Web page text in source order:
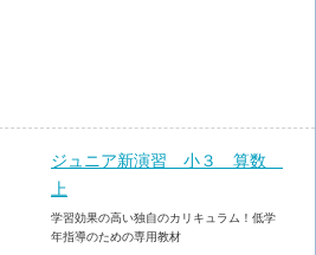
ジュニア新演習 小３ 算数
上
学習効果の高い独自のカリキュラム！低学
年指導のための専用教材